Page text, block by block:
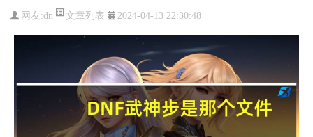
网友:dn 文章列表 2024-04-13 22:30:48